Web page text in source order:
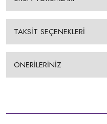
TAKSİT SEÇENEKLERİ
ÖNERİLERİNİZ